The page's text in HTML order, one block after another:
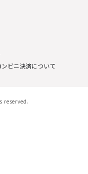
ンビニ決済について
reserved.